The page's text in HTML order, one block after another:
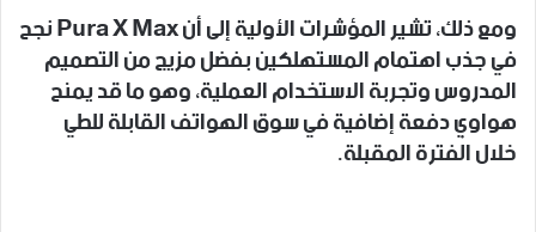
ومع ذلك، تشير المؤشرات الأولية إلى أن Pura X Max نجح
في جذب اهتمام المستهلكين بفضل مزيج من التصميم
المدروس وتجربة الاستخدام العملية، وهو ما قد يمنح
هواوي دفعة إضافية في سوق الهواتف القابلة للطي
خلال الفترة المقبلة.